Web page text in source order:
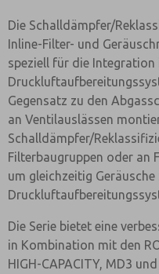
Die Schalldämpfer/
Inline-Filter- und
speziell für die Integration
Gegensatz zu den
an Ventilauslässen
Schalldämpfer/
Filterbaugruppen oder an
um gleichzeitig
Die Serie bietet eine
in Kombination mit den
HIGH-CAPACITY, MD3